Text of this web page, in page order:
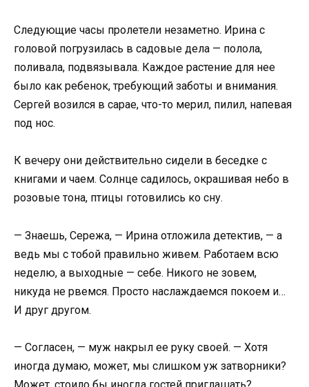
Следующие часы пролетели незаметно. Ирина с
головой погрузилась в садовые дела — полола,
поливала, подвязывала. Каждое растение для нее
было как ребенок, требующий заботы и внимания.
Сергей возился в сарае, что-то мерил, пилил, напевая
под нос.
К вечеру они действительно сидели в беседке с
книгами и чаем. Солнце садилось, окрашивая небо в
розовые тона, птицы готовились ко сну.
— Знаешь, Сережа, — Ирина отложила детектив, — а
ведь мы с тобой правильно живем. Работаем всю
неделю, а выходные — себе. Никого не зовем,
никуда не рвемся. Просто наслаждаемся покоем и…
И друг другом.
— Согласен, — муж накрыл ее руку своей. — Хотя
иногда думаю, может, мы слишком уж затворники?